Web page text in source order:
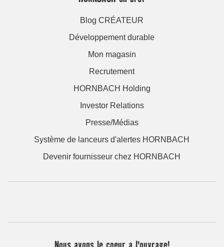
Blog CRÉATEUR
Développement durable
Mon magasin
Recrutement
HORNBACH Holding
Investor Relations
Presse/Médias
Système de lanceurs d'alertes HORNBACH
Devenir fournisseur chez HORNBACH